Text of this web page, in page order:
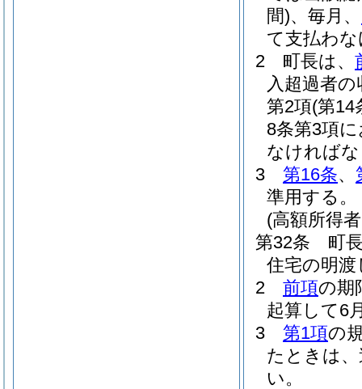
間)、毎月、
て支払わ
2
町長は、
入超過者
第2項(第14
8条第3項
なければ
3
第16条、
準用する。
(高額所得
第32条
町
住宅の明
2
前項の期
起算して6
3
第1項の
たときは
い。